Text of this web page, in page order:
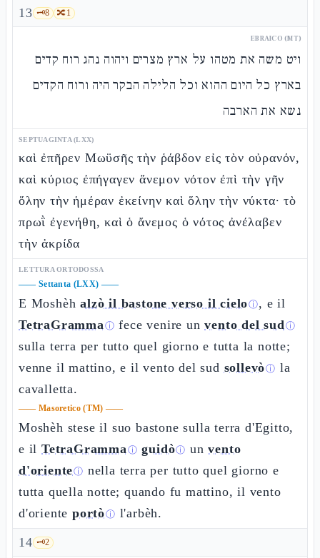
13 🗝️8 🔀1
EBRAICO (MT)
ויט משה את מטהו על ארץ מצרים ויהוה נהג רוח קדים
בארץ כל היום ההוא וכל הלילה הבקר היה ורוח הקדים
נשא את הארבה
SEPTUAGINTA (LXX)
καὶ ἐπῆρεν Μωϋσῆς τὴν ῥάβδον εἰς τὸν οὐρανόν,
καὶ κύριος ἐπήγαγεν ἄνεμον νότον ἐπὶ τὴν γῆν
ὅλην τὴν ἡμέραν ἐκείνην καὶ ὅλην τὴν νύκτα· τὸ
πρωῒ ἐγενήθη, καὶ ὁ ἄνεμος ὁ νότος ἀνέλαβεν
τὴν ἀκρίδα
LETTURA ORTODOSSA
—— Settanta (LXX) ——
E Moshèhalzò il bastone verso il cieloⓘ, e il
TetraGrammaⓘ fece venire unvento del sudⓘ
sulla terra per tutto quel giorno e tutta la notte;
venne il mattino, e il vento del sud sollevòⓘ la
cavalletta.
—— Masoretico (TM) ——
Moshèh stese il suo bastone sulla terra d'Egitto,
e il TetraGrammaⓘ guidòⓘ unvento
d'orienteⓘ nella terra per tutto quel giorno e
tutta quella notte; quando fu mattino, il vento
d'oriente portòⓘ l'arbèh.
14 🗝️2